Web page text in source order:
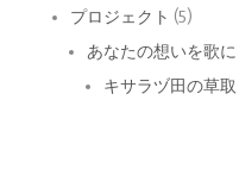
プロジェクト (5)
あなたの想いを歌
キサラヅ田の草